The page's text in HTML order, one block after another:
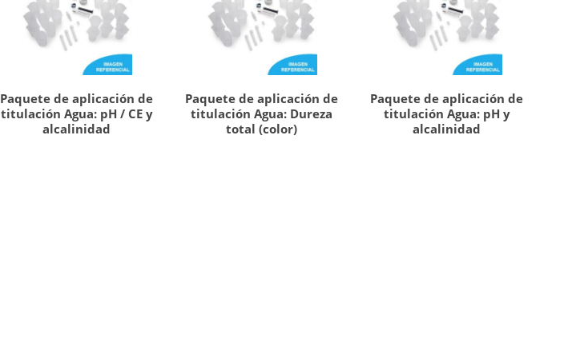
Paquete de aplicación de
titulación Agua: pH / CE y
alcalinidad
Paquete de aplicación de
titulación Agua: Dureza
total (color)
Paquete de aplicación de
titulación Agua: pH y
alcalinidad